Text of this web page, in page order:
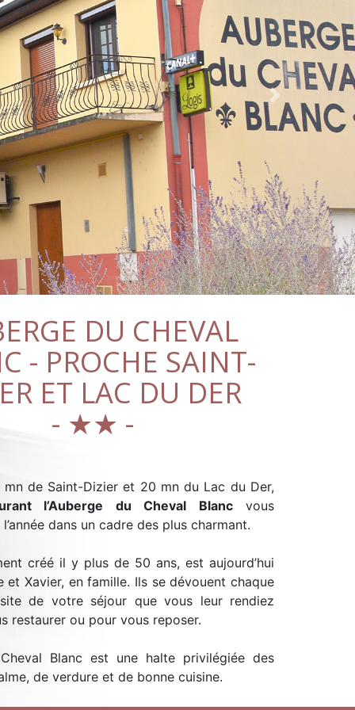
Next
DU CHEVAL
- PROCHE SAINT-
ET LAC DU DER
- ★★ -
mn de Saint-Dizier et 20 mn du Lac du Der,
l’Auberge du Cheval Blancvous
dans un cadre des plus charmant.
créé il y plus de 50 ans, est aujourd’hui
et Xavier, en famille. Ils se dévouent chaque
de votre séjour que vous leur rendiez
restaurer ou pour vous reposer.
Cheval Blanc est une halte privilégiée des
de verdure et de bonne cuisine.